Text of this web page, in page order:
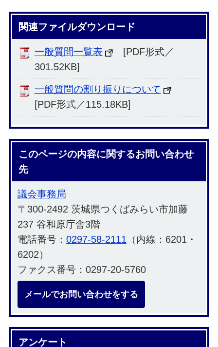
関連ファイルダウンロード
一般質問一覧表
[PDF形式／
301.52KB]
一般質問の割り振りについて
[PDF形式／115.18KB]
このページの内容に関するお問い合わせ
先
議会事務局
〒300-2492 茨城県つくばみらい市加藤
237 谷和原庁舎3階
電話番号： 0297-58-2111 （内線：6201・
6202）
ファクス番号：0297-20-5760
メールでお問い合わせをする
アンケート